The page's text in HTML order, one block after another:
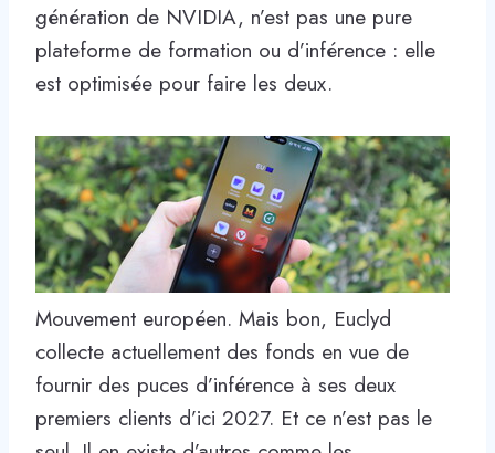
génération de NVIDIA, n’est pas une pure
plateforme de formation ou d’inférence : elle
est optimisée pour faire les deux.
Mouvement européen. Mais bon, Euclyd
collecte actuellement des fonds en vue de
fournir des puces d’inférence à ses deux
premiers clients d’ici 2027. Et ce n’est pas le